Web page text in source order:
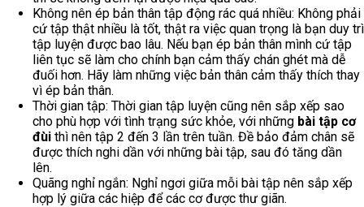
Không nên ép bản thân tập động rác quá nhiều: Không phải
cứ tập thật nhiều là tốt, thật ra việc quan trọng là bạn duy trì
tập luyện được bao lâu. Nếu bạn ép bản thân mình cứ tập
liên tục sẽ làm cho chính bạn cảm thấy chán ghét mà dễ
đuối hơn. Hãy làm những việc bản thân cảm thấy thích thay
vì ép bản thân.
Thời gian tập: Thời gian tập luyện cũng nên sắp xếp sao
cho phù hợp với tình trạng sức khỏe, với những bài tập cơ
đùi thì nên tập 2 đến 3 lần trên tuần. Đề bảo đảm chân sẽ
được thích nghi dần với những bài tập, sau đó tăng dần
lên.
Quãng nghỉ ngắn: Nghỉ ngơi giữa mỗi bài tập nên sắp xếp
hợp lý giữa các hiệp để các cơ được thư giãn.